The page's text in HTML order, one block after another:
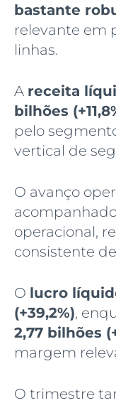
bastante
relevante em
linhas.
A receita
bilhões
pelo
vertical de
O avanço
operacional,
consistente
O lucro
(+39,2%),
2,77 bilhões
margem
O trimestre